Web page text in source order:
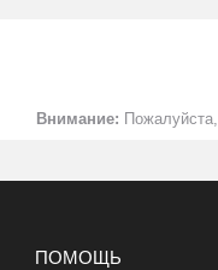
для получения
старого плиточного
укладки
Внимание: Пожалуйста,
ПОМОЩЬ